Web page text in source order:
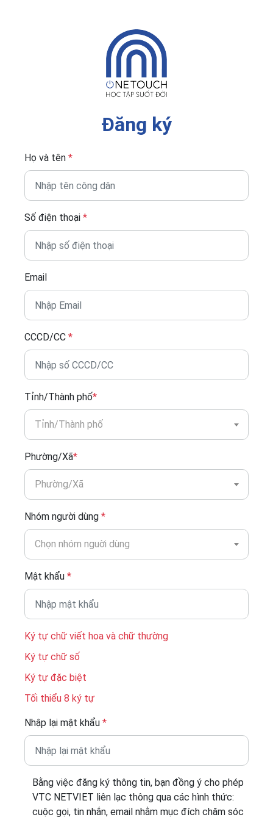
Đăng ký
Họ và tên *
Số điện thoại *
Email
CCCD/CC *
Tỉnh/Thành phố*
Tỉnh/Thành phố
Phường/Xã*
Phường/Xã
Nhóm người dùng *
Chọn nhóm nguời dùng
Mật khẩu *
Ký tự chữ viết hoa và chữ thường
Ký tự chữ số
Ký tự đặc biệt
Tối thiểu 8 ký tự
Nhập lại mật khẩu *
Bằng việc đăng ký thông tin, bạn đồng ý cho phép
VTC NETVIET liên lạc thông qua các hình thức:
cuộc gọi, tin nhắn, email nhằm mục đích chăm sóc